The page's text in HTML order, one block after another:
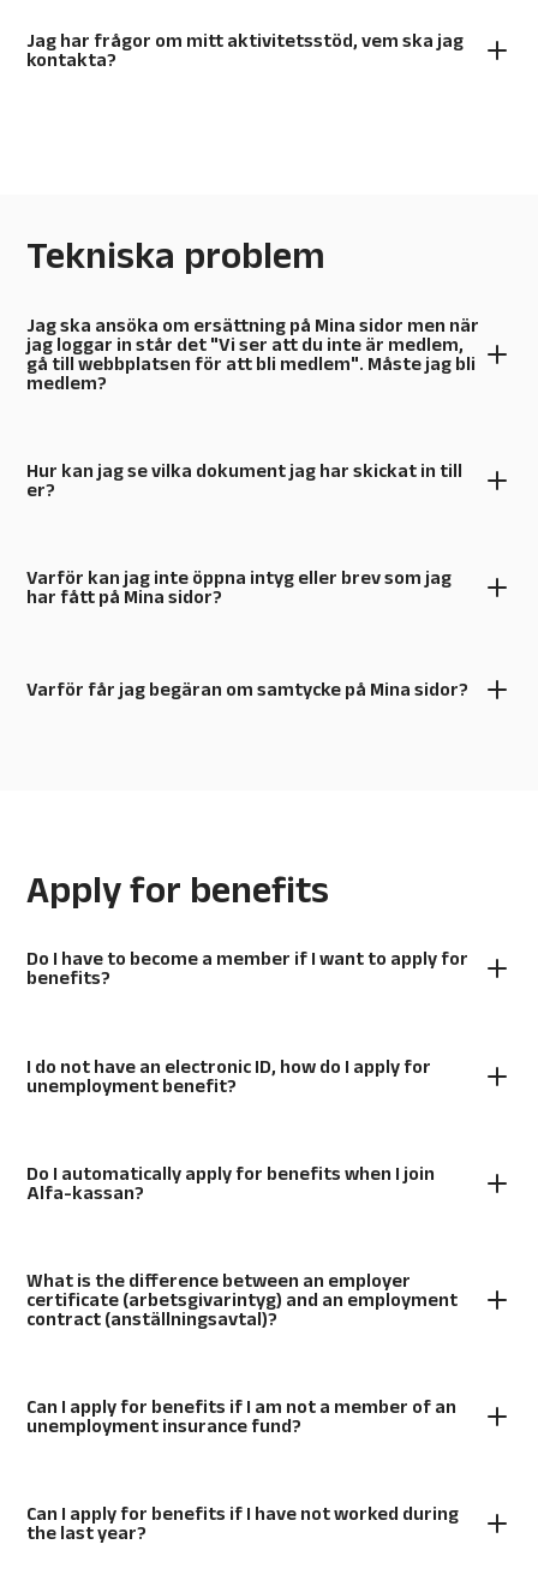
Jag har frågor om mitt aktivitetsstöd, vem ska jag
kontakta?
Tekniska problem
Jag ska ansöka om ersättning på Mina sidor men när
jag loggar in står det "Vi ser att du inte är medlem,
gå till webbplatsen för att bli medlem". Måste jag bli
medlem?
Hur kan jag se vilka dokument jag har skickat in till
er?
Varför kan jag inte öppna intyg eller brev som jag
har fått på Mina sidor?
Varför får jag begäran om samtycke på Mina sidor?
Apply for benefits
Do I have to become a member if I want to apply for
benefits?
I do not have an electronic ID, how do I apply for
unemployment benefit?
Do I automatically apply for benefits when I join
Alfa-kassan?
What is the difference between an employer
certificate (arbetsgivarintyg) and an employment
contract (anställningsavtal)?
Can I apply for benefits if I am not a member of an
unemployment insurance fund?
Can I apply for benefits if I have not worked during
the last year?